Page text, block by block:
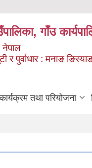
गाँउ
र पुर्वाधार : मनाङ
कार्यक्रम तथा परियोजना